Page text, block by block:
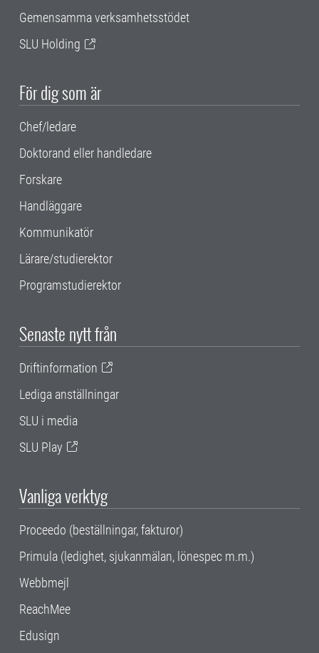
Gemensamma verksamhetsstödet
SLU Holding
För dig som är
Chef/ledare
Doktorand eller handledare
Forskare
Handläggare
Kommunikatör
Lärare/studierektor
Programstudierektor
Senaste nytt från
Driftinformation
Lediga anställningar
SLU i media
SLU Play
Vanliga verktyg
Proceedo (beställningar, fakturor)
Primula (ledighet, sjukanmälan, lönespec m.m.)
Webbmejl
ReachMee
Edusign